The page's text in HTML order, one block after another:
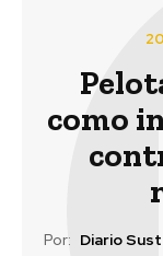
como
Por: Diario